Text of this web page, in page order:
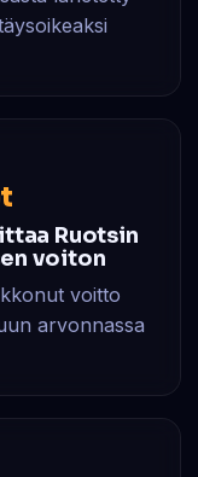
Ruotsin
voiton
voitto
arvonnassa